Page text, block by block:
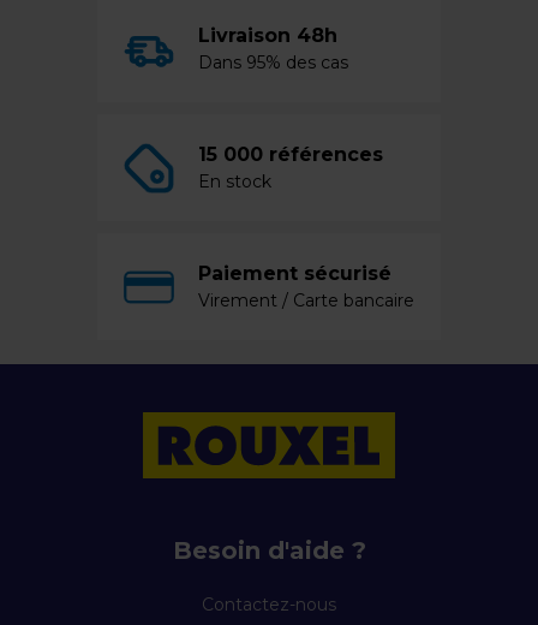
Livraison 48h
Dans 95% des cas
15 000 références
En stock
Paiement sécurisé
Virement / Carte bancaire
Besoin d'aide ?
Contactez-nous